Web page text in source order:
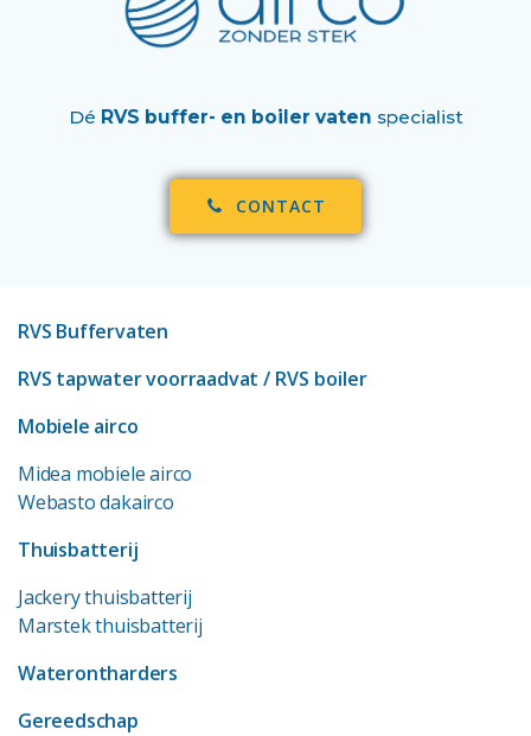
Dé RVS buffer- en boiler vaten specialist
CONTACT
RVS Buffervaten
RVS tapwater voorraadvat / RVS boiler
Mobiele airco
Midea mobiele airco
Webasto dakairco
Thuisbatterij
Jackery thuisbatterij
Marstek thuisbatterij
Waterontharders
Gereedschap